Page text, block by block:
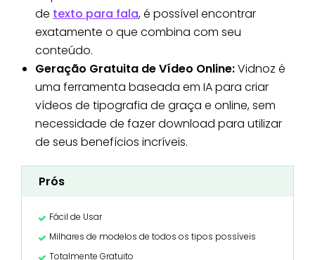
de texto para fala, é possível encontrar
exatamente o que combina com seu
conteúdo.
Geração Gratuita de Vídeo Online:Vidnoz é
uma ferramenta baseada em IA para criar
vídeos de tipografia de graça e online, sem
necessidade de fazer download para utilizar
de seus benefícios incríveis.
Prós
Fácil de Usar
Milhares de modelos de todos os tipos possíveis
Totalmente Gratuito